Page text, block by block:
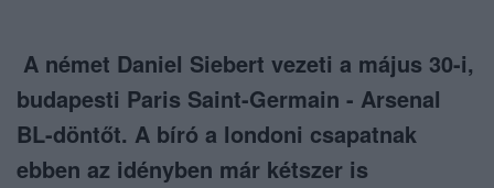
A német Daniel Siebert vezeti a május 30-i,
budapesti Paris Saint-Germain - Arsenal
BL-döntőt. A bíró a londoni csapatnak
ebben az idényben már kétszer is